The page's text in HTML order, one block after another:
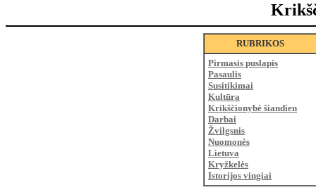
RUBRIKOS
Pirmasis puslapis
Pasaulis
Susitikimai
Kultūra
Krikščionybė šiandien
Darbai
Žvilgsnis
Nuomonės
Lietuva
Kryžkelės
Istorijos vingiai